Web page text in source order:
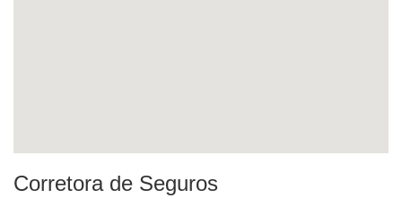
Corretora de Seguros